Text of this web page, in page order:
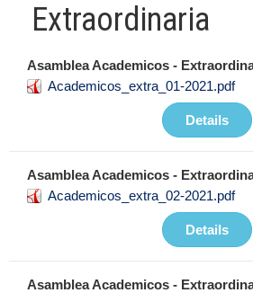
Extraordinaria
Asamblea Academicos -
Academicos_extra_01-2021.pdf
Details
Asamblea Academicos -
Academicos_extra_02-2021.pdf
Details
Asamblea Academicos -